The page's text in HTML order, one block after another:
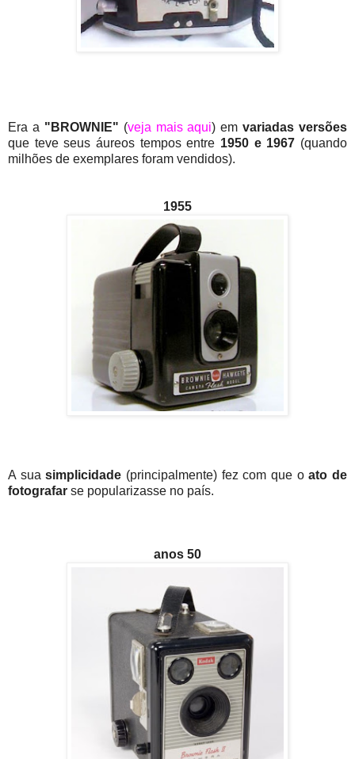
Era a "BROWNIE" (veja mais aqui) emvariadas versões
que teve seus áureos tempos entre 1950 e 1967 (quando
milhões de exemplares foram vendidos).
1955
A suasimplicidade (principalmente) fez com que oato de
fotografar se popularizasse no país.
anos 50